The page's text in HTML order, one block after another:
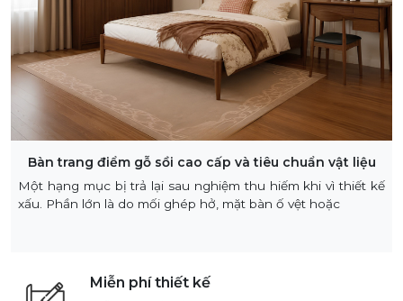
Bàn trang điểm gỗ sồi cao cấp và tiêu chuẩn vật liệu
Một hạng mục bị trả lại sau nghiệm thu hiếm khi vì thiết kế
xấu. Phần lớn là do mối ghép hở, mặt bàn ố vệt hoặc
Miễn phí thiết kế